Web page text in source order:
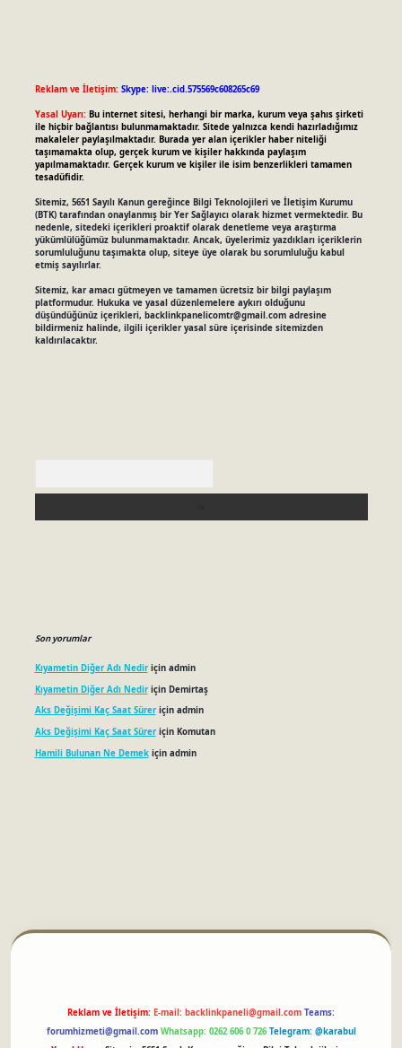
Reklam ve İletişim: Skype: live:.cid.575569c608265c69
Yasal Uyarı: Bu internet sitesi, herhangi bir marka, kurum veya şahıs şirketi
ile hiçbir bağlantısı bulunmamaktadır. Sitede yalnızca kendi hazırladığımız
makaleler paylaşılmaktadır. Burada yer alan içerikler haber niteliği
taşımamakta olup, gerçek kurum ve kişiler hakkında paylaşım
yapılmamaktadır. Gerçek kurum ve kişiler ile isim benzerlikleri tamamen
tesadüfidir.
Sitemiz, 5651 Sayılı Kanun gereğince Bilgi Teknolojileri ve İletişim Kurumu
(BTK) tarafından onaylanmış bir Yer Sağlayıcı olarak hizmet vermektedir. Bu
nedenle, sitedeki içerikleri proaktif olarak denetleme veya araştırma
yükümlülüğümüz bulunmamaktadır. Ancak, üyelerimiz yazdıkları içeriklerin
sorumluluğunu taşımakta olup, siteye üye olarak bu sorumluluğu kabul
etmiş sayılırlar.
Sitemiz, kar amacı gütmeyen ve tamamen ücretsiz bir bilgi paylaşım
platformudur. Hukuka ve yasal düzenlemelere aykırı olduğunu
düşündüğünüz içerikleri, backlinkpanelicomtr@gmail.comadresine
bildirmeniz halinde, ilgili içerikler yasal süre içerisinde sitemizden
kaldırılacaktır.
Son yorumlar
Kıyametin Diğer Adı Nediriçin admin
Kıyametin Diğer Adı Nediriçin Demirtaş
Aks Değişimi Kaç Saat Süreriçin admin
Aks Değişimi Kaç Saat Süreriçin Komutan
Hamili Bulunan Ne Demekiçin admin
Reklam ve İletişim: E-mail: backlinkpaneli@gmail.com Teams:
forumhizmeti@gmail.com Whatsapp: 0262 606 0 726 Telegram: @karabul